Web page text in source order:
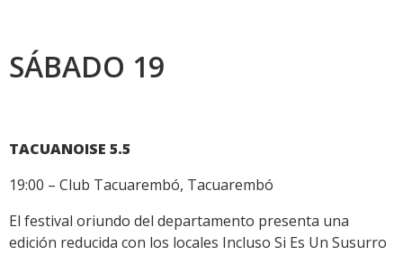
SÁBADO 19
TACUANOISE 5.5
19:00 – Club Tacuarembó, Tacuarembó
El festival oriundo del departamento presenta una
edición reducida con los locales Incluso Si Es Un Susurro